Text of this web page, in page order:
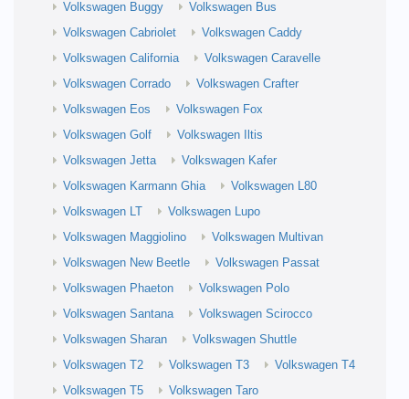
Volkswagen Buggy
Volkswagen Bus
Volkswagen Cabriolet
Volkswagen Caddy
Volkswagen California
Volkswagen Caravelle
Volkswagen Corrado
Volkswagen Crafter
Volkswagen Eos
Volkswagen Fox
Volkswagen Golf
Volkswagen Iltis
Volkswagen Jetta
Volkswagen Kafer
Volkswagen Karmann Ghia
Volkswagen L80
Volkswagen LT
Volkswagen Lupo
Volkswagen Maggiolino
Volkswagen Multivan
Volkswagen New Beetle
Volkswagen Passat
Volkswagen Phaeton
Volkswagen Polo
Volkswagen Santana
Volkswagen Scirocco
Volkswagen Sharan
Volkswagen Shuttle
Volkswagen T2
Volkswagen T3
Volkswagen T4
Volkswagen T5
Volkswagen Taro